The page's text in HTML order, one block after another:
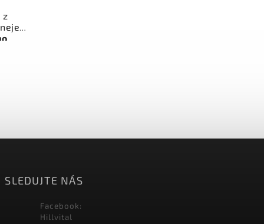
z
SLEDUJTE NÁS
Facebook:
Hillvital